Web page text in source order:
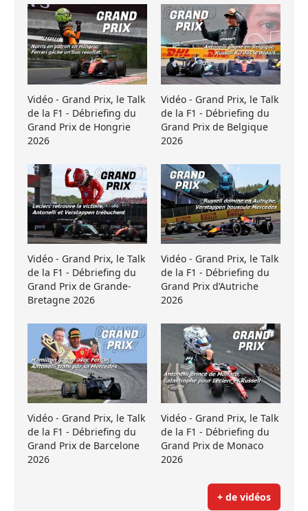
Vidéo - Grand Prix, le Talk
de la F1 - Débriefing du
Grand Prix de Hongrie
2026
Vidéo - Grand Prix, le Talk
de la F1 - Débriefing du
Grand Prix de Belgique
2026
Vidéo - Grand Prix, le Talk
de la F1 - Débriefing du
Grand Prix de Grande-
Bretagne 2026
Vidéo - Grand Prix, le Talk
de la F1 - Débriefing du
Grand Prix d’Autriche
2026
Vidéo - Grand Prix, le Talk
de la F1 - Débriefing du
Grand Prix de Barcelone
2026
Vidéo - Grand Prix, le Talk
de la F1 - Débriefing du
Grand Prix de Monaco
2026
+ de vidéos